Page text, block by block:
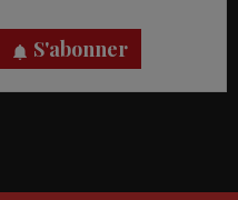
S'abonner